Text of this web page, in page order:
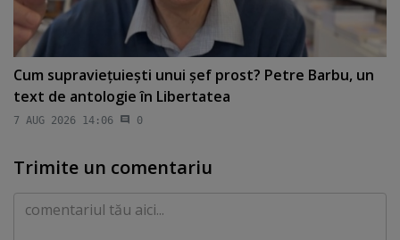
Cum supravieţuieşti unui şef prost? Petre Barbu, un
text de antologie în Libertatea
7 AUG 2026 14:06 0
Trimite un comentariu
Comentariu